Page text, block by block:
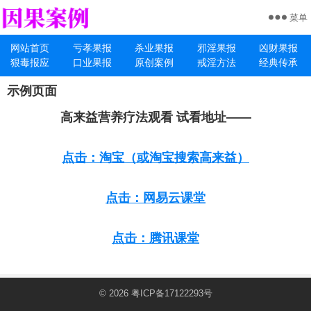
网站首页 亏孝果报 杀业果报 邪淫果报
凶财果报
狠毒报应
口业果报 原创案例 戒淫方法 经典传承
菜单
示例页面
高来益营养疗法观看 试看地址——
点击：淘宝（或淘宝搜索高来益）
点击：网易云课堂
点击：腾讯课堂
© 2026 粤ICP备17122293号